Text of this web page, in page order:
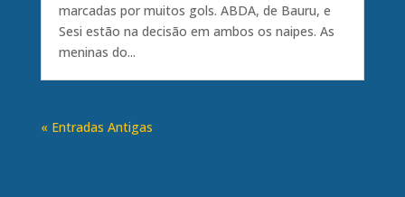
marcadas por muitos gols. ABDA, de Bauru, e
Sesi estão na decisão em ambos os naipes. As
meninas do...
« Entradas Antigas